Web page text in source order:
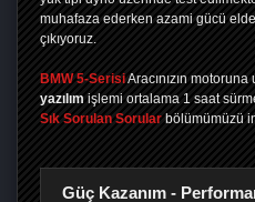
muhafaza ederken azami gücü
çıkıyoruz.
BMW 5-SerisiAracınızın
yazılım işlemi ortalama 1 saat
Sık Sorulan Sorular bölümümüzü
Güç Kazanım -